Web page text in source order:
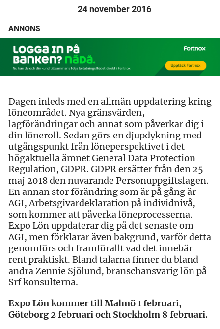
24 november 2016
ANNONS
Dagen inleds med en allmän uppdatering kring
löneområdet. Nya gränsvärden,
lagförändringar och annat som påverkar dig i
din löneroll. Sedan görs en djupdykning med
utgångspunkt från löneperspektivet i det
högaktuella ämnet General Data Protection
Regulation, GDPR. GDPR ersätter från den 25
maj 2018 den nuvarande Personuppgiftslagen.
En annan stor förändring som är på gång är
AGI, Arbetsgivardeklaration på individnivå,
som kommer att påverka löneprocesserna.
Expo Lön uppdaterar dig på det senaste om
AGI, men förklarar även bakgrund, varför detta
genomförs och framförallt vad det innebär
rent praktiskt. Bland talarna finner du bland
andra Zennie Sjölund, branschansvarig lön på
Srf konsulterna.
Expo Lön kommer till Malmö 1 februari,
Göteborg 2 februari och Stockholm 8 februari.